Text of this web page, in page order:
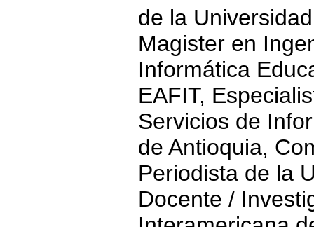
de la
Magister en
Informática
EAFIT,
Servicios de
de Antioquia,
Periodista de la
Docente /